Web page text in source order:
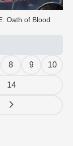
Oath of Blood
8 9 10
14